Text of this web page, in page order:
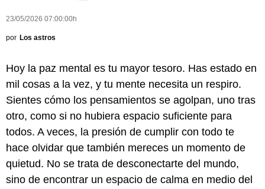
23/05/2026 07:00:00h
por Los astros
Hoy la paz mental es tu mayor tesoro. Has estado en
mil cosas a la vez, y tu mente necesita un respiro.
Sientes cómo los pensamientos se agolpan, uno tras
otro, como si no hubiera espacio suficiente para
todos. A veces, la presión de cumplir con todo te
hace olvidar que también mereces un momento de
quietud. No se trata de desconectarte del mundo,
sino de encontrar un espacio de calma en medio del